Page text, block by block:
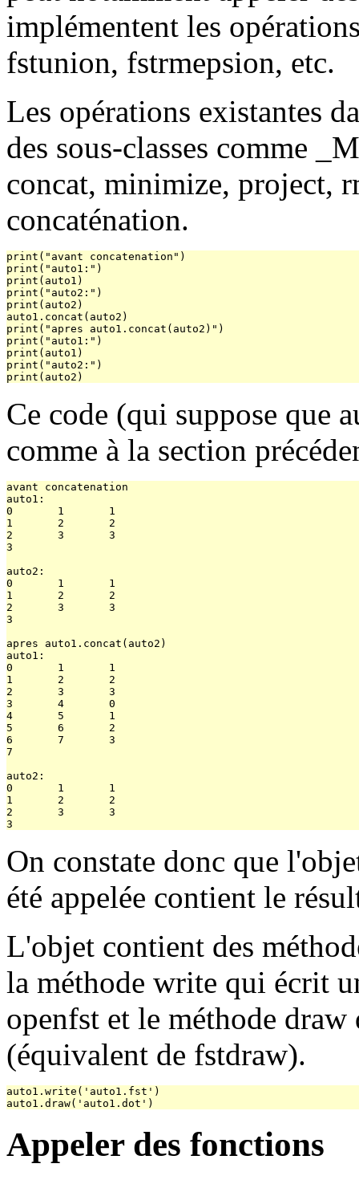
implémentent les
fstunion, fstrmepsion, etc.
Les opérations existantes
des sous-classes comme
concat, minimize, project,
concaténation.
print("avant concatenation")
print("auto1:")
print(auto1)
print("auto2:")
print(auto2)
auto1.concat(auto2)
print("apres auto1.concat(auto2)")
print("auto1:")
print(auto1)
print("auto2:")
Ce code (qui suppose que
comme à la section
avant concatenation
auto1:
0       1       1
1       2       2
2       3       3
3
auto2:
0       1       1
1       2       2
2       3       3
3
apres auto1.concat(auto2)
auto1:
0       1       1
1       2       2
2       3       3
3       4       0
4       5       1
5       6       2
6       7       3
7
auto2:
0       1       1
1       2       2
2       3       3
On constate donc que
été appelée contient le
L'objet contient des
la méthode write qui écrit
openfst et le méthode
(équivalent de fstdraw).
auto1.write('auto1.fst')
Appeler des fonctions